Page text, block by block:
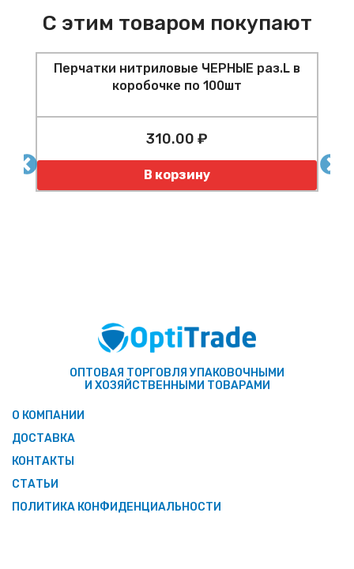
С этим товаром покупают
Перчатки нитриловые ЧЕРНЫЕ раз.L в
коробочке по 100шт
310.00 ₽
Количество
В корзину
ОПТОВАЯ ТОРГОВЛЯ УПАКОВОЧНЫМИ
И ХОЗЯЙСТВЕННЫМИ ТОВАРАМИ
О КОМПАНИИ
ДОСТАВКА
КОНТАКТЫ
СТАТЬИ
ПОЛИТИКА КОНФИДЕНЦИАЛЬНОСТИ